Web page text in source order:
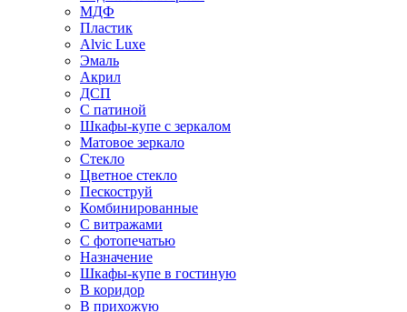
МДФ
Пластик
Alvic Luxe
Эмаль
Акрил
ДСП
С патиной
Шкафы-купе с зеркалом
Матовое зеркало
Стекло
Цветное стекло
Пескоструй
Комбинированные
С витражами
С фотопечатью
Назначение
Шкафы-купе в гостиную
В коридор
В прихожую